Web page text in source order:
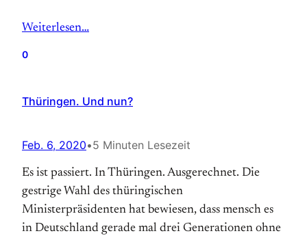
Weiterlesen…
0
Thüringen. Und nun?
Feb. 6, 2020•5 Minuten Lesezeit
Es ist passiert. In Thüringen. Ausgerechnet. Die
gestrige Wahl des thüringischen
Ministerpräsidenten hat bewiesen, dass mensch es
in Deutschland gerade mal drei Generationen ohne